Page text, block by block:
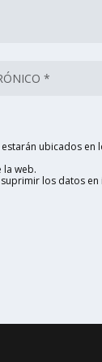
ubicados
la web.
los datos